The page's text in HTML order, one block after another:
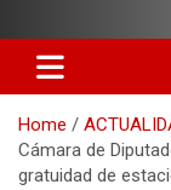
to
content
Home
Cámara de
gratuidad de